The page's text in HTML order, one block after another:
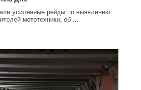
усиленные рейды по выявлению
мототехники, об ...